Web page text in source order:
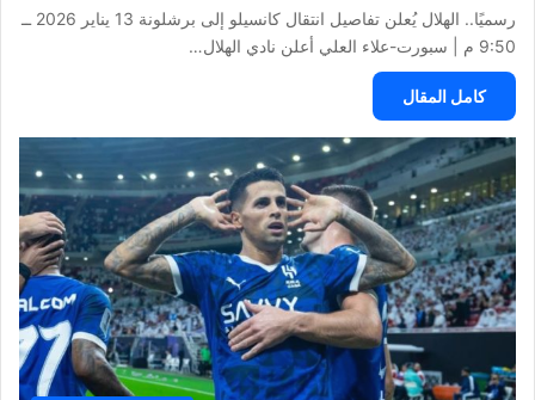
رسميًا.. الهلال يُعلن تفاصيل انتقال كانسيلو إلى برشلونة 13 يناير 2026 ــ
9:50 م | سبورت-علاء العلي أعلن نادي الهلال…
كامل المقال